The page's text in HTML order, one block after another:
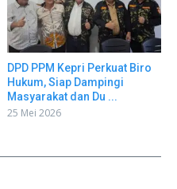
DPD PPM Kepri Perkuat Biro
Hukum, Siap Dampingi
Masyarakat dan Du ...
25 Mei 2026